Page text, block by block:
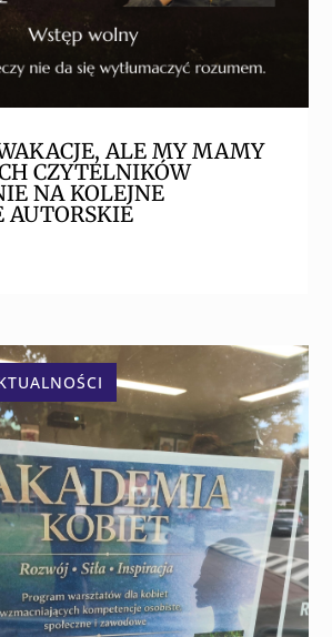
ALE MY MAMY
CZYTELNIKÓW
NA KOLEJNE
AUTORSKIE